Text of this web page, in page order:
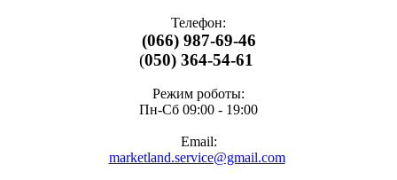
Телефон:
(066) 987-69-46
(050) 364-54-61
Режим роботы:
Пн-Cб 09:00 - 19:00
Email:
marketland.service@gmail.com